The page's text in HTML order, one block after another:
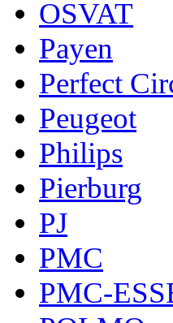
OSVAT
Payen
Perfect
Peugeot
Philips
Pierburg
PJ
PMC
PMC-